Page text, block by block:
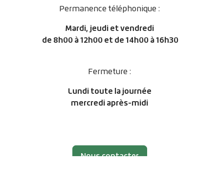
Permanence téléphonique :
Mardi, jeudi et vendredi
de8h00 à 12h00 et de 14h00 à 16h30
Fermeture :
Lundi toute la journée
mercredi après-midi
Nous contacter